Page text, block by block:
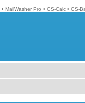
• MailWasher Pro • GS-Calc • GS-